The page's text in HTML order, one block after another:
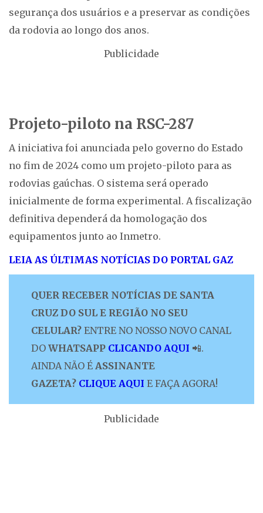
segurança dos usuários e a preservar as condições
da rodovia ao longo dos anos.
Publicidade
Projeto-piloto na RSC-287
A iniciativa foi anunciada pelo governo do Estado
no fim de 2024 como um projeto-piloto para as
rodovias gaúchas. O sistema será operado
inicialmente de forma experimental. A fiscalização
definitiva dependerá da homologação dos
equipamentos junto ao Inmetro.
LEIA AS ÚLTIMAS NOTÍCIAS DO PORTAL GAZ
QUER RECEBER NOTÍCIAS DE SANTA
CRUZ DO SUL E REGIÃO NO SEU
CELULAR? ENTRE NO NOSSO NOVO CANAL
DO WHATSAPP CLICANDO AQUI 📲.
AINDA NÃO É ASSINANTE
GAZETA? CLIQUE AQUI E FAÇA AGORA!
Publicidade